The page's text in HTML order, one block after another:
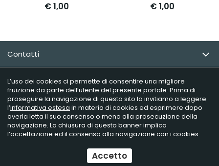
€ 1,00 € 1,00
Contatti
Email Newsletter
Info utili
Raffaelli Editore - P.iva 02181230406
Ecommerce by Daisuke
L’uso dei cookies ci permette di consentire una migliore
fruizione da parte dell’utente del presente portale. Prima di
proseguire la navigazione di questo sito la invitiamo a leggere
l’informativa estesa in materia di cookies ed esprimere dopo
averla letta il suo consenso o meno alla prosecuzione della
navigazione. La chiusura di questo banner implica
l’accettazione ed il consenso alla navigazione con i cookies
Accetto